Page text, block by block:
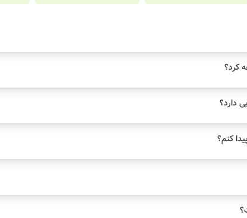
کرد؟
دارد؟
کنم؟